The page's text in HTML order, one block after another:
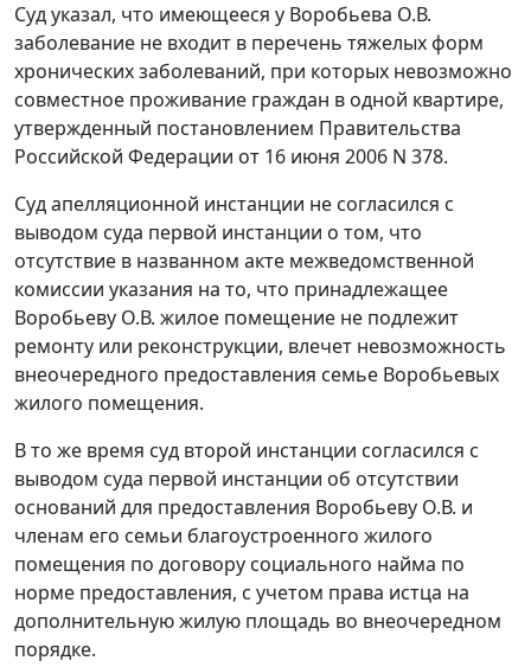
Суд указал, что имеющееся у Воробьева О.В.
заболевание не входит в перечень тяжелых форм
хронических заболеваний, при которых невозможно
совместное проживание граждан в одной квартире,
утвержденный постановлением Правительства
Российской Федерации от 16 июня 2006 N 378.
Суд апелляционной инстанции не согласился с
выводом суда первой инстанции о том, что
отсутствие в названном акте межведомственной
комиссии указания на то, что принадлежащее
Воробьеву О.В. жилое помещение не подлежит
ремонту или реконструкции, влечет невозможность
внеочередного предоставления семье Воробьевых
жилого помещения.
В то же время суд второй инстанции согласился с
выводом суда первой инстанции об отсутствии
оснований для предоставления Воробьеву О.В. и
членам его семьи благоустроенного жилого
помещения по договору социального найма по
норме предоставления, с учетом права истца на
дополнительную жилую площадь во внеочередном
порядке.